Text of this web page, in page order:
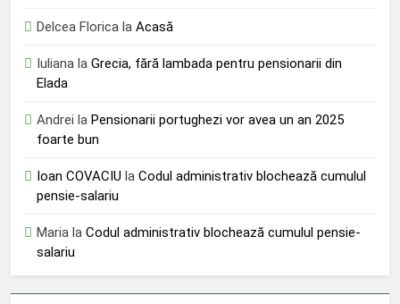
Delcea Florica la Acasă
Iuliana la Grecia, fără lambada pentru pensionarii din
Elada
Andrei la Pensionarii portughezi vor avea un an 2025
foarte bun
Ioan COVACIU la Codul administrativ blochează cumulul
pensie-salariu
Maria la Codul administrativ blochează cumulul pensie-
salariu